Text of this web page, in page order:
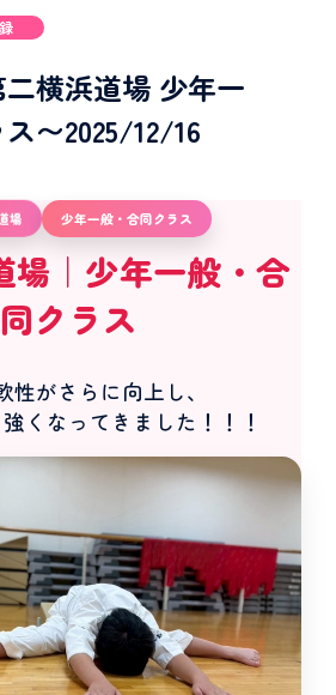
横浜道場 少年一
〜2025/12/16
場 少年一般・合同クラス
場｜少年一般・合
同クラス
性がさらに向上し、
くなってきました！！！